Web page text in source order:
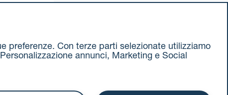
preferenze. Con terze parti selezionate utilizziamo
annunci, Marketing e Social